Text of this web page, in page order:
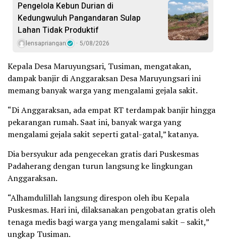
Pengelola Kebun Durian di
Kedungwuluh Pangandaran Sulap
Lahan Tidak Produktif ‎
lensapriangan 5/08/2026
Kepala Desa Maruyungsari, Tusiman, mengatakan,
dampak banjir di Anggaraksan Desa Maruyungsari ini
memang banyak warga yang mengalami gejala sakit.
“Di Anggaraksan, ada empat RT terdampak banjir hingga
pekarangan rumah. Saat ini, banyak warga yang
mengalami gejala sakit seperti gatal-gatal,” katanya.
Dia bersyukur ada pengecekan gratis dari Puskesmas
Padaherang dengan turun langsung ke lingkungan
Anggaraksan.
“Alhamdulillah langsung direspon oleh ibu Kepala
Puskesmas. Hari ini, dilaksanakan pengobatan gratis oleh
tenaga medis bagi warga yang mengalami sakit – sakit,”
ungkap Tusiman.